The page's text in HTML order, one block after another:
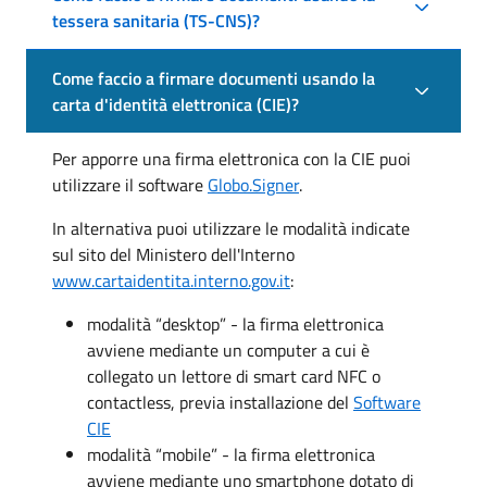
tessera sanitaria (TS-CNS)?
Come faccio a firmare documenti usando la
carta d'identità elettronica (CIE)?
Per apporre una firma elettronica con la CIE puoi
utilizzare il software Globo.Signer.
In alternativa puoi utilizzare le modalità indicate
sul sito del Ministero dell'Interno
www.cartaidentita.interno.gov.it:
modalità “desktop” - la firma elettronica
avviene mediante un computer a cui è
collegato un lettore di smart card NFC o
contactless, previa installazione del Software
CIE
modalità “mobile” - la firma elettronica
avviene mediante uno smartphone dotato di